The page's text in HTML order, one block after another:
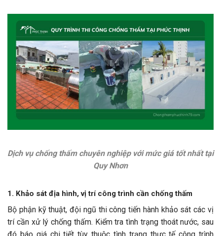
Dịch vụ chống thấm chuyên nghiệp với mức giá tốt nhất tại
Quy Nhơn
1. Khảo sát địa hình, vị trí công trình cần chống thấm
Bộ phận kỹ thuật, đội ngũ thi công tiến hành khảo sát các vị
trí cần xử lý chống thấm. Kiểm tra tình trạng thoát nước, sau